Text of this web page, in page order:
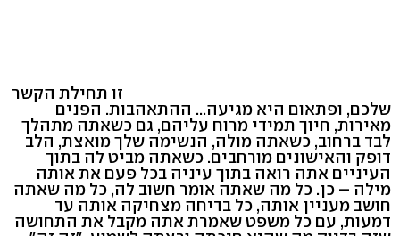
זו תחילת הקשר
שלכם, ופתאום היא מגיעה... ההתאהבות. הפנים
מאירות, חיוך תמידי מרוח עליהם, גם כשאתה מתהלך
לבד ברחוב, כשאתה מולה, הנשימה שלך מואצת, הלב
דופק והאישונים מורחבים. כשאתה מביט לה בתוך
העיניים אתה רואה בתוך עיניה בכל פעם את אותה
מילה – כן. כל מה שאתה אומר חשוב לה, כל מה שאתה
חושב מעניין אותה, כל בדיחה מצחיקה אותה עד
דמעות, עם כל משפט שאמרת אתה מקבל את התחושה